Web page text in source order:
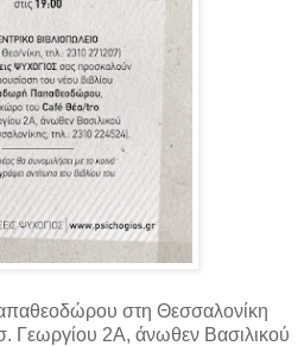
στη Θεσσαλονίκη
Γεωργίου 2Α, άνωθεν Bασιλικού